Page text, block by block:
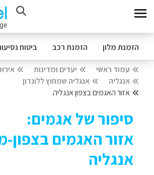
הזמנת מלון הזמנת רכב ביטוח
עמוד ראשי יעדים ומדינות
אנגליה
אנגליה שמחוץ ללונדון
אזור האגמים בצפון אנגליה
סיפור של אגמים:
אזור האגמים
אנגליה